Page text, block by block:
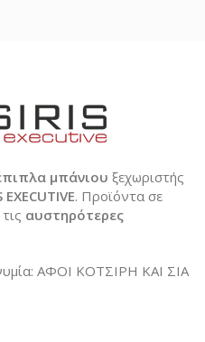
μπάνιου ξεχωριστής
EXECUTIVE. Προϊόντα σε
αυστηρότερες
ΑΦΟΙ ΚΟΤΣΙΡΗ ΚΑΙ ΣΙΑ